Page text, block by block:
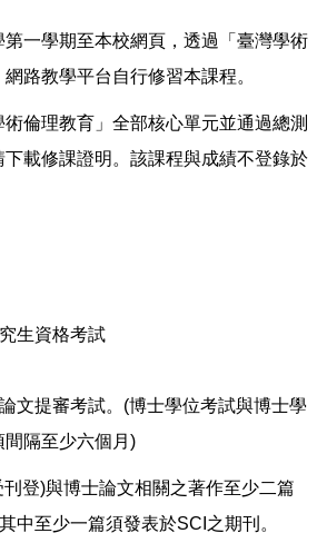
第一學期至本校網頁，透過「臺灣學術
路教學平台自行修習本課程。
術倫理教育」全部核心單元並通過總測
載修課證明。該課程與成績不登錄於
生資格考試
文提審考試。(博士學位考試與博士學
隔至少六個月)
登)與博士論文相關之著作至少二篇
中至少一篇須發表於SCI之期刊。